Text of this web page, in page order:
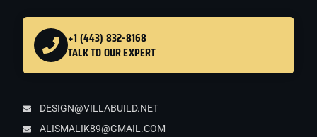
+1 (443) 832-8168
TALK TO OUR EXPERT
DESIGN@VILLABUILD.NET
ALISMALIK89@GMAIL.COM